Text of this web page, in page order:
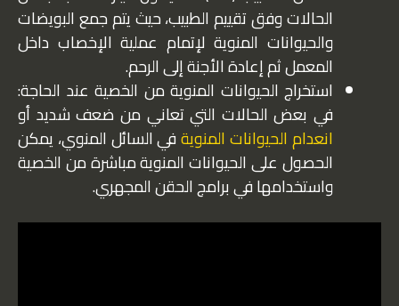
الحالات وفق تقييم الطبيب، حيث يتم جمع البويضات
والحيوانات المنوية لإتمام عملية الإخصاب داخل
المعمل ثم إعادة الأجنة إلى الرحم.
استخراج الحيوانات المنوية من الخصية عند الحاجة:
في بعض الحالات التي تعاني من ضعف شديد أو
انعدام الحيوانات المنويةفي السائل المنوي، يمكن
الحصول على الحيوانات المنوية مباشرة من الخصية
واستخدامها في برامج الحقن المجهري.